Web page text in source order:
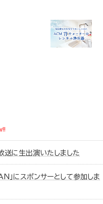
送に生出演いたしました
にスポンサーとして参加しま